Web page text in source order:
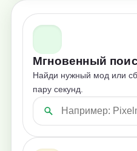
Мгновенный
Найди нужный мод или
пару секунд.